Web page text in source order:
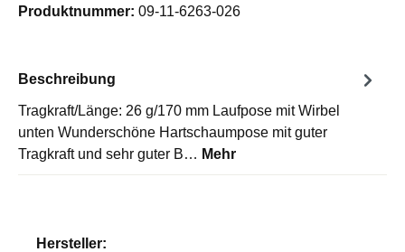
Produktnummer: 09-11-6263-026
Beschreibung
Tragkraft/Länge: 26 g/170 mm Laufpose mit Wirbel
unten Wunderschöne Hartschaumpose mit guter
Tragkraft und sehr guter B… Mehr
Hersteller: